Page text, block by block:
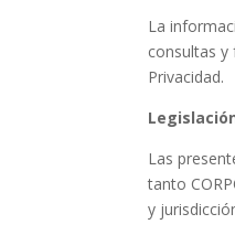
La
consultas
Privacidad.
Las
tanto
y